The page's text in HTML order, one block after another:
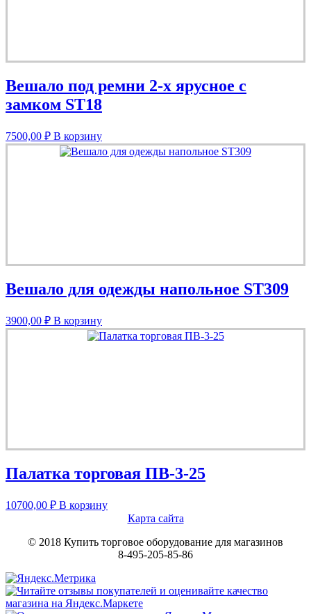
Вешало под ремни 2-х ярусное с
замком ST18
7500,00 ₽ В корзину
Вешало для одежды напольное ST309
3900,00 ₽ В корзину
Палатка торговая ПВ-3-25
10700,00 ₽ В корзину
Карта сайта
© 2018 Купить торговое оборудование для магазинов
8-495-205-85-86